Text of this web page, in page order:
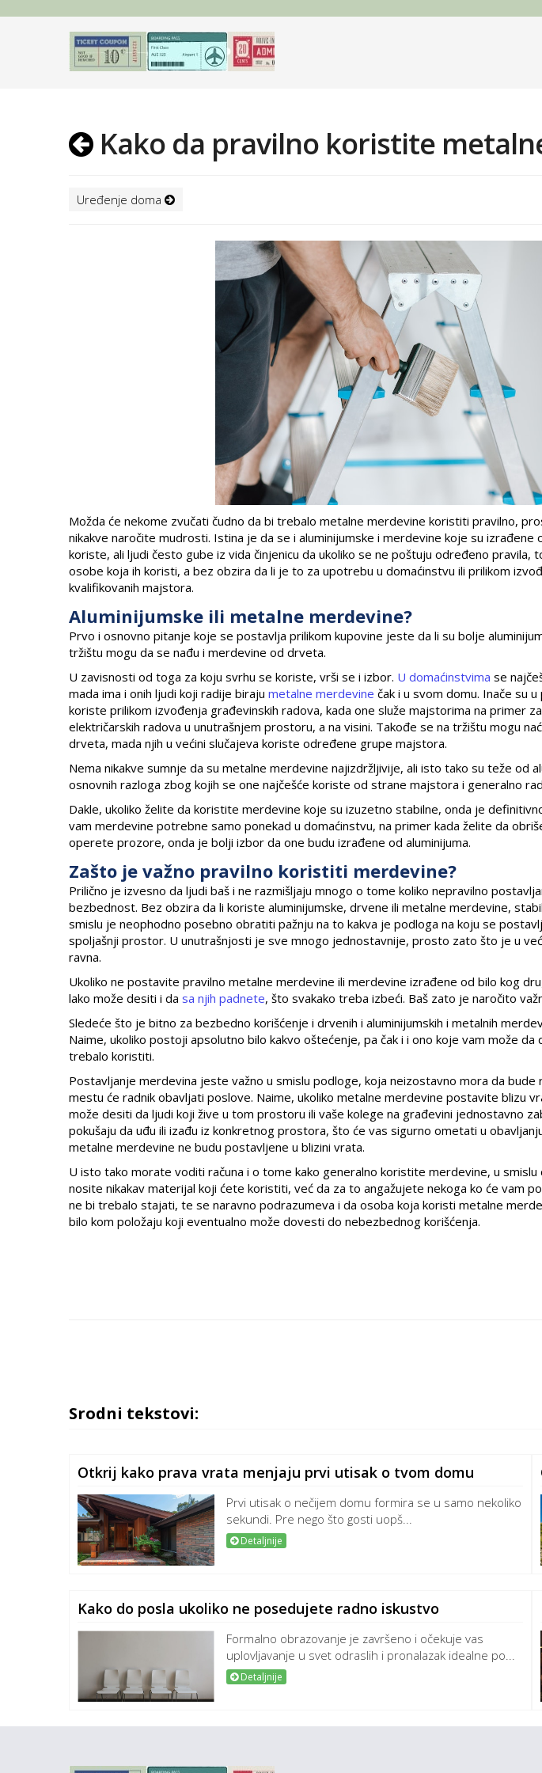
Kako da pravilno koristite
Uređenje doma
Možda će nekome zvučati čudno da bi trebalo metalne merdevine koristiti pravilno,
nikakve naročite mudrosti. Istina je da se i aluminijumske i merdevine koje su
koriste, ali ljudi često gube iz vida činjenicu da ukoliko se ne poštuju određeno
osobe koja ih koristi, a bez obzira da li je to za upotrebu u domaćinstvu ili prilikom
kvalifikovanih majstora.
Aluminijumske ili metalne merdevine?
Prvo i osnovno pitanje koje se postavlja prilikom kupovine jeste da li su bolje
tržištu mogu da se nađu i merdevine od drveta.
U zavisnosti od toga za koju svrhu se koriste, vrši se i izbor. U domaćinstvima se
mada ima i onih ljudi koji radije biraju metalne merdevine čak i u svom domu. Inače su
koriste prilikom izvođenja građevinskih radova, kada one služe majstorima na primer
električarskih radova u unutrašnjem prostoru, a na visini. Takođe se na tržištu mogu
drveta, mada njih u većini slučajeva koriste određene grupe majstora.
Nema nikakve sumnje da su metalne merdevine najizdržljivije, ali isto tako su teže od
osnovnih razloga zbog kojih se one najčešće koriste od strane majstora i generalno
Dakle, ukoliko želite da koristite merdevine koje su izuzetno stabilne, onda je
vam merdevine potrebne samo ponekad u domaćinstvu, na primer kada želite da
operete prozore, onda je bolji izbor da one budu izrađene od aluminijuma.
Zašto je važno pravilno koristiti merdevine?
Prilično je izvesno da ljudi baš i ne razmišljaju mnogo o tome koliko nepravilno
bezbednost. Bez obzira da li koriste aluminijumske, drvene ili metalne merdevine,
smislu je neophodno posebno obratiti pažnju na to kakva je podloga na koju se
spoljašnji prostor. U unutrašnjosti je sve mnogo jednostavnije, prosto zato što je u
ravna.
Ukoliko ne postavite pravilno metalne merdevine ili merdevine izrađene od bilo kog
lako može desiti i da sa njih padnete, što svakako treba izbeći. Baš zato je naročito
Sledeće što je bitno za bezbedno korišćenje i drvenih i aluminijumskih i metalnih
Naime, ukoliko postoji apsolutno bilo kakvo oštećenje, pa čak i i ono koje vam može
trebalo koristiti.
Postavljanje merdevina jeste važno u smislu podloge, koja neizostavno mora da bude
mestu će radnik obavljati poslove. Naime, ukoliko metalne merdevine postavite blizu
može desiti da ljudi koji žive u tom prostoru ili vaše kolege na građevini jednostavno
pokušaju da uđu ili izađu iz konkretnog prostora, što će vas sigurno ometati u
metalne merdevine ne budu postavljene u blizini vrata.
U isto tako morate voditi računa i o tome kako generalno koristite merdevine, u
nosite nikakav materijal koji ćete koristiti, već da za to angažujete nekoga ko će vam
ne bi trebalo stajati, te se naravno podrazumeva i da osoba koja koristi metalne
bilo kom položaju koji eventualno može dovesti do nebezbednog korišćenja.
Srodni tekstovi:
Otkrij kako prava vrata menjaju prvi utisak o tvom domu
Prvi utisak o nečijem domu formira se u samo nekoliko
sekundi. Pre nego što gosti uopš...
Detaljnije
Kako do posla ukoliko ne posedujete radno iskustvo
Formalno obrazovanje je završeno i očekuje vas
uplovljavanje u svet odraslih i pronalazak idealne po...
Detaljnije